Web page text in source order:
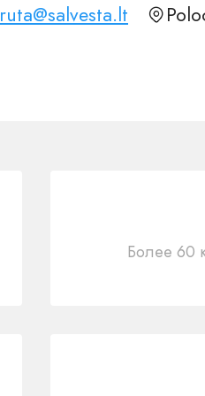
ruta@salvesta.lt
Более 60